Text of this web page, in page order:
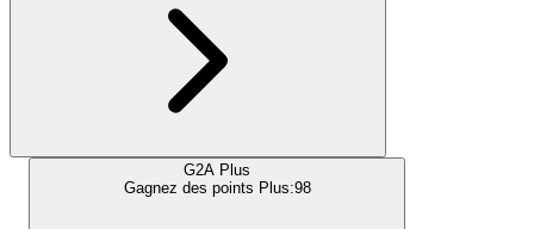
G2A Plus
Gagnez des points Plus:98